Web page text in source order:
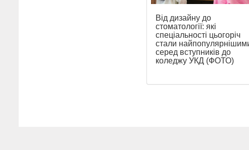
Від дизайну до
стоматології: які
спеціальності цьогоріч
стали
серед вступників до
коледжу УКД (ФОТО)